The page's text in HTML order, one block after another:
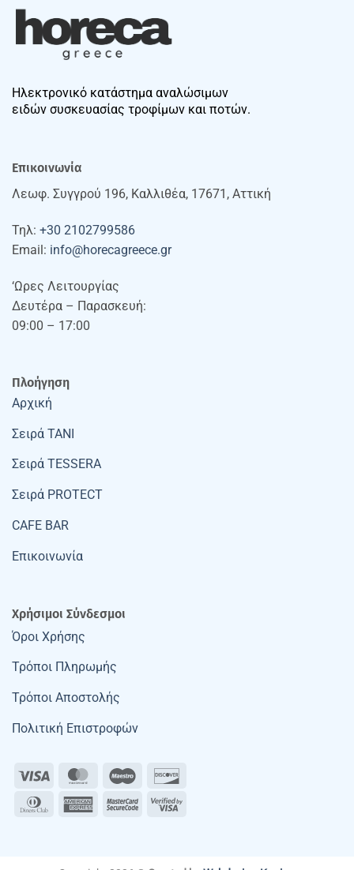
Ηλεκτρονικό κατάστημα αναλώσιμων
ειδών συσκευασίας τροφίμων και ποτών.
Επικοινωνία
Λεωφ. Συγγρού 196, Καλλιθέα, 17671, Αττική
Τηλ: +30 2102799586
Email: info@horecagreece.gr
‘Ωρες Λειτουργίας
Δευτέρα – Παρασκευή:
09:00 – 17:00
Πλοήγηση
Αρχική
Σειρά TANI
Σειρά TESSERA
Σειρά PROTECT
CAFE BAR
Επικοινωνία
Χρήσιμοι Σύνδεσμοι
Όροι Χρήσης
Τρόποι Πληρωμής
Τρόποι Αποστολής
Πολιτική Επιστροφών
Visa MasterCardMaestro
Dinners
AmericanMasterCard
Visa